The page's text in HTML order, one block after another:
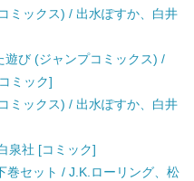
ミックス) / 出水ぽすか、白井
遊び (ジャンプコミックス) /
ミック]
ミックス) / 出水ぽすか、白井
泉社 [コミック]
巻セット / J.K.ローリング、松